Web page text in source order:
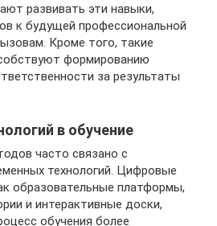
развивать эти навыки,
к будущей профессиональной
Кроме того, такие
формированию
за результаты
в обучение
часто связано с
технологий. Цифровые
образовательные платформы,
и интерактивные доски,
обучения более